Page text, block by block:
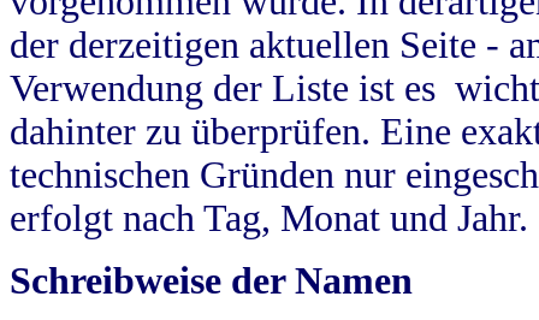
der derzeitigen aktuellen Seite -
Verwendung der Liste ist es
dahinter zu überprüfen. Eine
technischen Gründen nur
erfolgt nach Tag, Monat und Jahr.
Schreibweise der Namen